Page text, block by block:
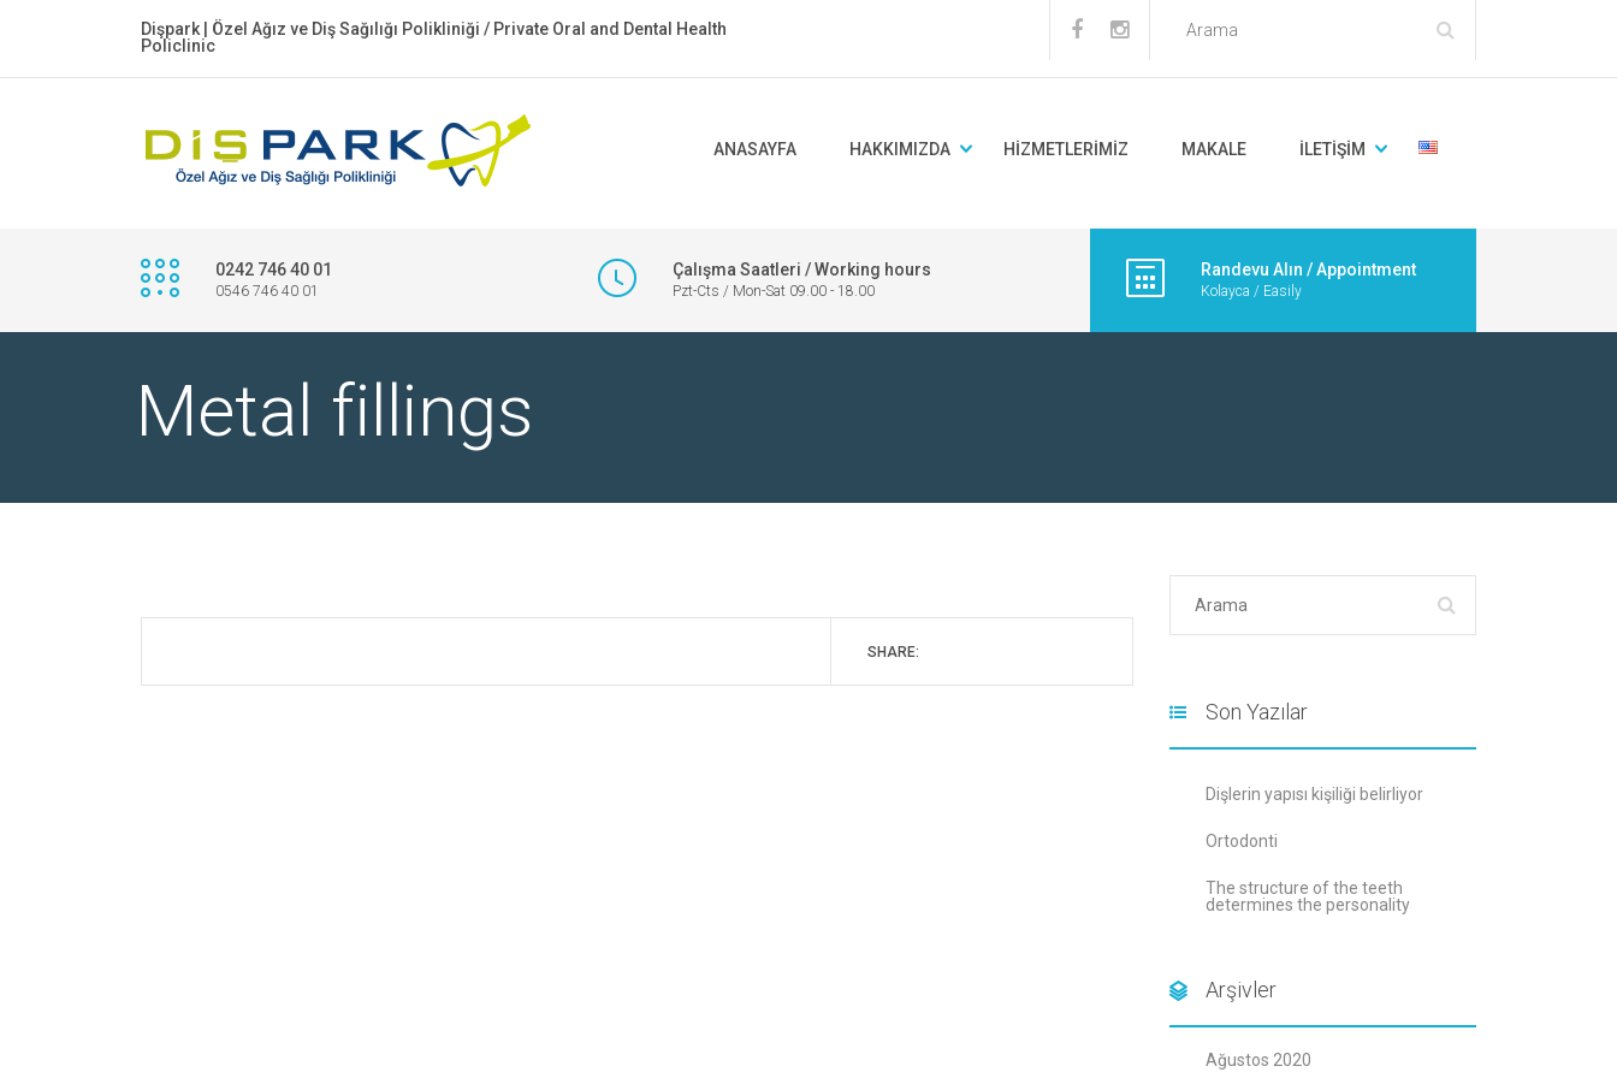
Dişpark | Özel Ağız ve Diş Sağılığı Polikliniği / Private Oral and Dental Health
Policlinic
ANASAYFA HAKKIMIZDA HIZMETLERIMIZ MAKALE İLETIŞIM
0242 746 40 01
0546 746 40 01
Çalışma Saatleri / Working hours
Pzt-Cts / Mon-Sat 09.00 - 18.00
Randevu Alın / Appointment
Kolayca / Easily
Metal fillings
SHARE:
Son Yazılar
Dişlerin yapısı kişiliği belirliyor
Ortodonti
The structure of the teeth
determines the personality
Arşivler
Ağustos 2020